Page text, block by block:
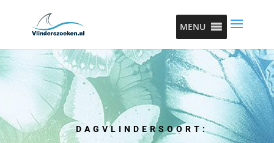
MENU
DAGVLINDERSOORT: